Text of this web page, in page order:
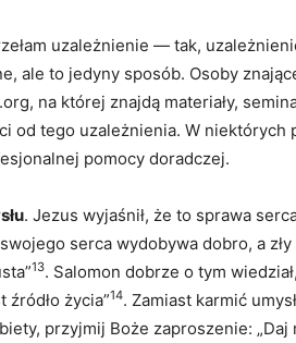
uzależnienie — tak,
ale to jedyny sposób. Osoby
na której znajdą materiały,
od tego uzależnienia. W niektórych
pomocy doradczej.
. Jezus wyjaśnił, że to sprawa
serca wydobywa dobro, a
13. Salomon dobrze o tym
źródło życia”14. Zamiast karmić
przyjmij Boże zaproszenie: